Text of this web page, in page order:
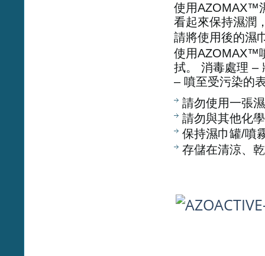
使用AZOMAX™
看起來保持濕潤
請將使用後的濕
使用AZOMAX™
拭。 消毒處理 –
– 噴至受污染的
請勿使用一張
請勿與其他化
保持濕巾罐/噴
存儲在清涼、